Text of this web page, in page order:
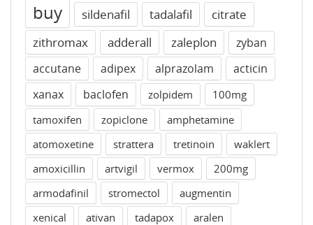
buy sildenafil tadalafil
citrate
zithromax
adderall zaleplon
zyban
accutane
adipex alprazolam
acticin
xanax
baclofen zolpidem
100mg
tamoxifen
zopiclone
amphetamine
atomoxetine
strattera tretinoin
waklert
amoxicillin
artvigil vermox
200mg
armodafinil
stromectol
augmentin
xenical
ativan tadapox
aralen